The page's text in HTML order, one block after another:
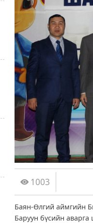
1003
Баян-Өлгий аймгийн
Баруун бүсийн